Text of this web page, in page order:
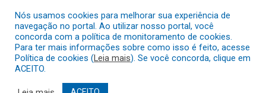
Conheça oPNTPe oRadar da Transparência Pública
Todos os direitos reservados a
Nós usamos cookies para melhorar sua experiência de
navegação no portal. Ao utilizar nosso portal, você
concorda com a política de monitoramento de cookies.
Para ter mais informações sobre como isso é feito, acesse
Política de cookies (Leia mais). Se você concorda, clique em
ACEITO.